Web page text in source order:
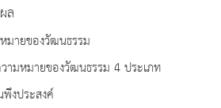
ล
มายของวัฒนธรรม
วามหมายของวัฒนธรรม 4 ประเภท
งประสงค์